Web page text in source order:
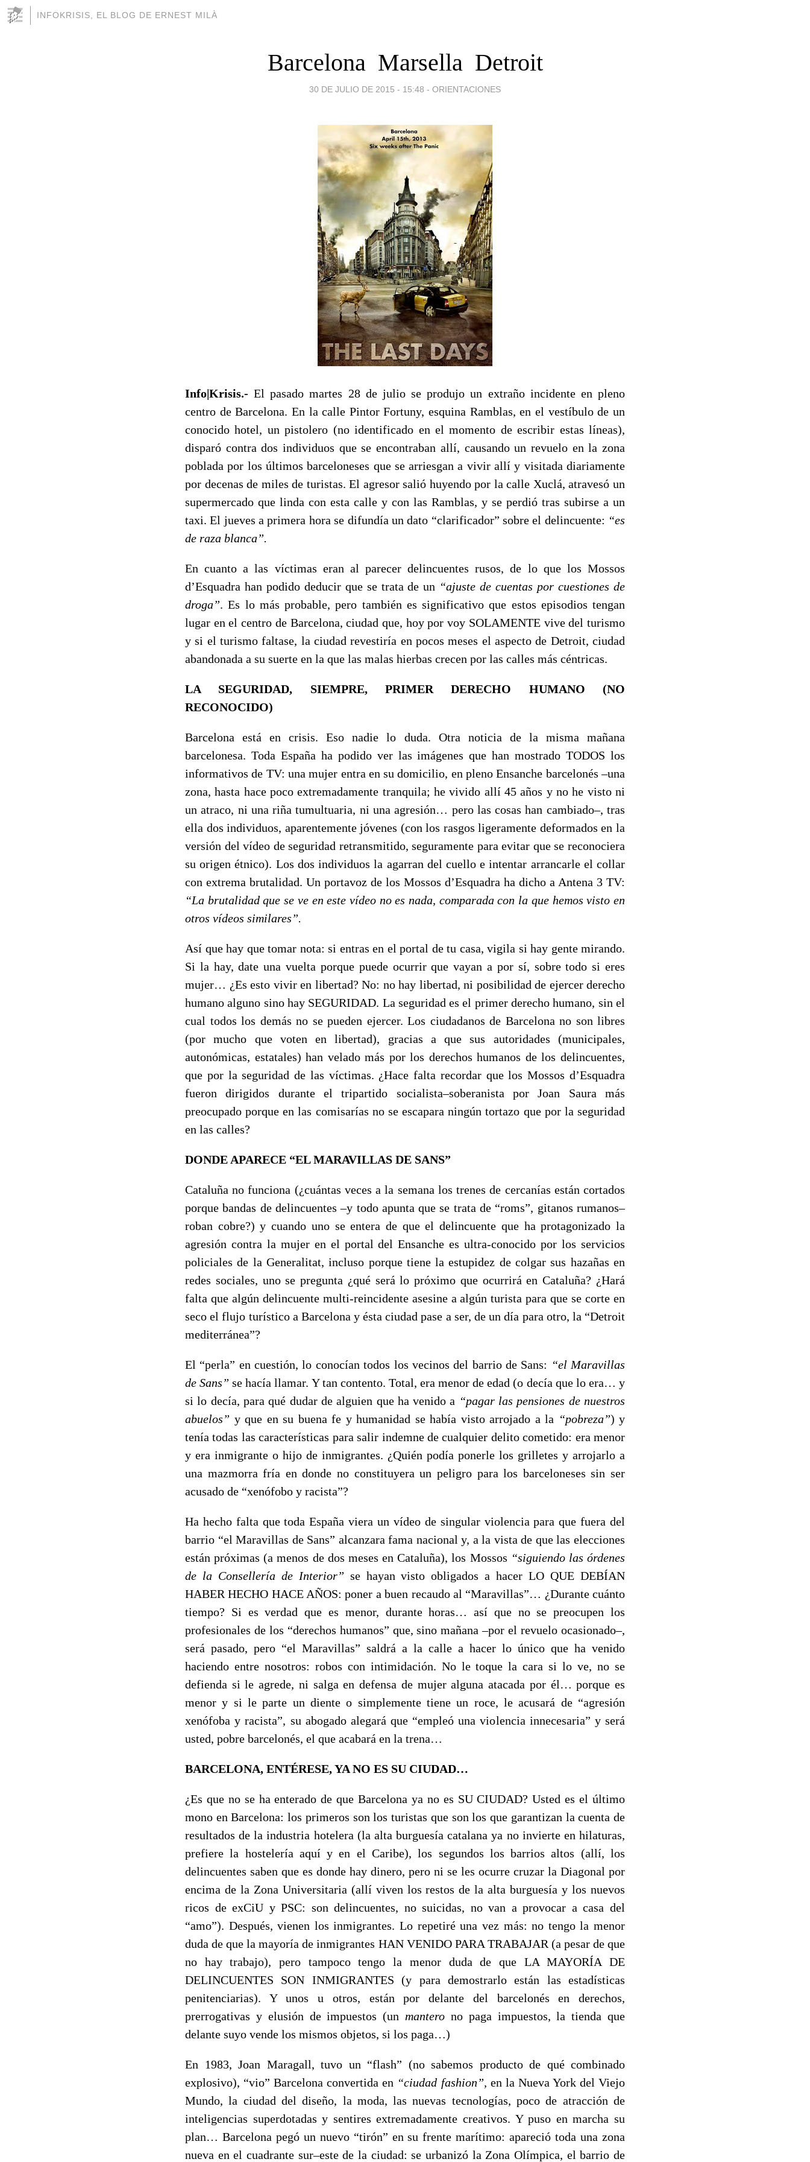
INFOKRISIS, EL BLOG DE ERNEST MILÀ
Barcelona  Marsella  Detroit
30 DE JULIO DE 2015 - 15:48 - ORIENTACIONES
Info|Krisis.-El pasado martes 28 de julio se produjo un extraño incidente en pleno
centro de Barcelona. En la calle Pintor Fortuny, esquina Ramblas, en el vestíbulo de un
conocido hotel, un pistolero (no identificado en el momento de escribir estas líneas),
disparó contra dos individuos que se encontraban allí, causando un revuelo en la zona
poblada por los últimos barceloneses que se arriesgan a vivir allí y visitada diariamente
por decenas de miles de turistas. El agresor salió huyendo por la calle Xuclá, atravesó un
supermercado que linda con esta calle y con las Ramblas, y se perdió tras subirse a un
taxi. El jueves a primera hora se difundía un dato “clarificador” sobre el delincuente: “es
de raza blanca”.
En cuanto a las víctimas eran al parecer delincuentes rusos, de lo que los Mossos
d’Esquadra han podido deducir que se trata de un “ajuste de cuentas por cuestiones de
droga”. Es lo más probable, pero también es significativo que estos episodios tengan
lugar en el centro de Barcelona, ciudad que, hoy por voy SOLAMENTE vive del turismo
y si el turismo faltase, la ciudad revestiría en pocos meses el aspecto de Detroit, ciudad
abandonada a su suerte en la que las malas hierbas crecen por las calles más céntricas.
LA SEGURIDAD, SIEMPRE, PRIMER DERECHO HUMANO (NO
RECONOCIDO)
Barcelona está en crisis. Eso nadie lo duda. Otra noticia de la misma mañana
barcelonesa. Toda España ha podido ver las imágenes que han mostrado TODOS los
informativos de TV: una mujer entra en su domicilio, en pleno Ensanche barcelonés –una
zona, hasta hace poco extremadamente tranquila; he vivido allí 45 años y no he visto ni
un atraco, ni una riña tumultuaria, ni una agresión… pero las cosas han cambiado–, tras
ella dos individuos, aparentemente jóvenes (con los rasgos ligeramente deformados en la
versión del vídeo de seguridad retransmitido, seguramente para evitar que se reconociera
su origen étnico). Los dos individuos la agarran del cuello e intentar arrancarle el collar
con extrema brutalidad. Un portavoz de los Mossos d’Esquadra ha dicho a Antena 3 TV:
“La brutalidad que se ve en este vídeo no es nada, comparada con la que hemos visto en
otros vídeos similares”.
Así que hay que tomar nota: si entras en el portal de tu casa, vigila si hay gente mirando.
Si la hay, date una vuelta porque puede ocurrir que vayan a por sí, sobre todo si eres
mujer… ¿Es esto vivir en libertad? No: no hay libertad, ni posibilidad de ejercer derecho
humano alguno sino hay SEGURIDAD. La seguridad es el primer derecho humano, sin el
cual todos los demás no se pueden ejercer. Los ciudadanos de Barcelona no son libres
(por mucho que voten en libertad), gracias a que sus autoridades (municipales,
autonómicas, estatales) han velado más por los derechos humanos de los delincuentes,
que por la seguridad de las víctimas. ¿Hace falta recordar que los Mossos d’Esquadra
fueron dirigidos durante el tripartido socialista–soberanista por Joan Saura más
preocupado porque en las comisarías no se escapara ningún tortazo que por la seguridad
en las calles?
DONDE APARECE “EL MARAVILLAS DE SANS”
Cataluña no funciona (¿cuántas veces a la semana los trenes de cercanías están cortados
porque bandas de delincuentes –y todo apunta que se trata de “roms”, gitanos rumanos–
roban cobre?) y cuando uno se entera de que el delincuente que ha protagonizado la
agresión contra la mujer en el portal del Ensanche es ultra-conocido por los servicios
policiales de la Generalitat, incluso porque tiene la estupidez de colgar sus hazañas en
redes sociales, uno se pregunta ¿qué será lo próximo que ocurrirá en Cataluña? ¿Hará
falta que algún delincuente multi-reincidente asesine a algún turista para que se corte en
seco el flujo turístico a Barcelona y ésta ciudad pase a ser, de un día para otro, la “Detroit
mediterránea”?
El “perla” en cuestión, lo conocían todos los vecinos del barrio de Sans: “el Maravillas
de Sans” se hacía llamar. Y tan contento. Total, era menor de edad (o decía que lo era… y
si lo decía, para qué dudar de alguien que ha venido a “pagar las pensiones de nuestros
abuelos” y que en su buena fe y humanidad se había visto arrojado a la “pobreza”) y
tenía todas las características para salir indemne de cualquier delito cometido: era menor
y era inmigrante o hijo de inmigrantes. ¿Quién podía ponerle los grilletes y arrojarlo a
una mazmorra fría en donde no constituyera un peligro para los barceloneses sin ser
acusado de “xenófobo y racista”?
Ha hecho falta que toda España viera un vídeo de singular violencia para que fuera del
barrio “el Maravillas de Sans” alcanzara fama nacional y, a la vista de que las elecciones
están próximas (a menos de dos meses en Cataluña), los Mossos “siguiendo las órdenes
de la Consellería de Interior” se hayan visto obligados a hacer LO QUE DEBÍAN
HABER HECHO HACE AÑOS: poner a buen recaudo al “Maravillas”… ¿Durante cuánto
tiempo? Si es verdad que es menor, durante horas… así que no se preocupen los
profesionales de los “derechos humanos” que, sino mañana –por el revuelo ocasionado–,
será pasado, pero “el Maravillas” saldrá a la calle a hacer lo único que ha venido
haciendo entre nosotros: robos con intimidación. No le toque la cara si lo ve, no se
defienda si le agrede, ni salga en defensa de mujer alguna atacada por él… porque es
menor y si le parte un diente o simplemente tiene un roce, le acusará de “agresión
xenófoba y racista”, su abogado alegará que “empleó una violencia innecesaria” y será
usted, pobre barcelonés, el que acabará en la trena…
BARCELONA, ENTÉRESE, YA NO ES SU CIUDAD…
¿Es que no se ha enterado de que Barcelona ya no es SU CIUDAD? Usted es el último
mono en Barcelona: los primeros son los turistas que son los que garantizan la cuenta de
resultados de la industria hotelera (la alta burguesía catalana ya no invierte en hilaturas,
prefiere la hostelería aquí y en el Caribe), los segundos los barrios altos (allí, los
delincuentes saben que es donde hay dinero, pero ni se les ocurre cruzar la Diagonal por
encima de la Zona Universitaria (allí viven los restos de la alta burguesía y los nuevos
ricos de exCiU y PSC: son delincuentes, no suicidas, no van a provocar a casa del
“amo”). Después, vienen los inmigrantes. Lo repetiré una vez más: no tengo la menor
duda de que la mayoría de inmigrantes HAN VENIDO PARA TRABAJAR (a pesar de que
no hay trabajo), pero tampoco tengo la menor duda de que LA MAYORÍA DE
DELINCUENTES SON INMIGRANTES (y para demostrarlo están las estadísticas
penitenciarias). Y unos u otros, están por delante del barcelonés en derechos,
prerrogativas y elusión de impuestos (un mantero no paga impuestos, la tienda que
delante suyo vende los mismos objetos, si los paga…)
En 1983, Joan Maragall, tuvo un “flash” (no sabemos producto de qué combinado
explosivo), “vio” Barcelona convertida en “ciudad fashion”, en la Nueva York del Viejo
Mundo, la ciudad del diseño, la moda, las nuevas tecnologías, poco de atracción de
inteligencias superdotadas y sentires extremadamente creativos. Y puso en marcha su
plan… Barcelona pegó un nuevo “tirón” en su frente marítimo: apareció toda una zona
nueva en el cuadrante sur–este de la ciudad: se urbanizó la Zona Olímpica, el barrio de